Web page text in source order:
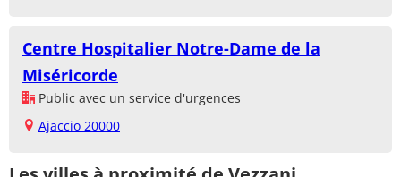
Centre Hospitalier Notre-Dame de la
Miséricorde
Public avec un service d'urgences
Ajaccio 20000